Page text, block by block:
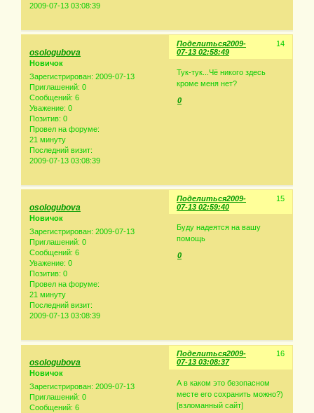
2009-07-13 03:08:39
Поделиться 14
2009-
07-13 02:58:49
osologubova
Новичок
Зарегистрирован: 2009-07-13
Приглашений: 0
Сообщений: 6
Уважение: 0
Позитив: 0
Провел на форуме:
21 минуту
Последний визит:
2009-07-13 03:08:39
Тук-тук...Чё никого здесь
кроме меня нет?
0
Поделиться 15
2009-
07-13 02:59:40
osologubova
Новичок
Зарегистрирован: 2009-07-13
Приглашений: 0
Сообщений: 6
Уважение: 0
Позитив: 0
Провел на форуме:
21 минуту
Последний визит:
2009-07-13 03:08:39
Буду надеятся на вашу
помощь
0
Поделиться 16
2009-
07-13 03:08:37
osologubova
Новичок
Зарегистрирован: 2009-07-13
Приглашений: 0
Сообщений: 6
А в каком это безопасном
месте его сохранить можно?)
[взломанный сайт]